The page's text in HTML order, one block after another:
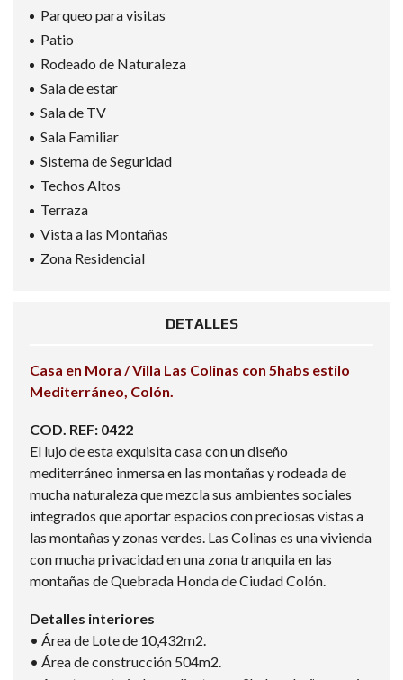
Parqueo para visitas
Patio
Rodeado de Naturaleza
Sala de estar
Sala de TV
Sala Familiar
Sistema de Seguridad
Techos Altos
Terraza
Vista a las Montañas
Zona Residencial
DETALLES
Casa en Mora / Villa Las Colinas con 5habs estilo
Mediterráneo, Colón.
COD. REF: 0422
El lujo de esta exquisita casa con un diseño
mediterráneo inmersa en las montañas y rodeada de
mucha naturaleza que mezcla sus ambientes sociales
integrados que aportar espacios con preciosas vistas a
las montañas y zonas verdes. Las Colinas es una vivienda
con mucha privacidad en una zona tranquila en las
montañas de Quebrada Honda de Ciudad Colón.
Detalles interiores
• Área de Lote de 10,432m2.
• Área de construcción 504m2.